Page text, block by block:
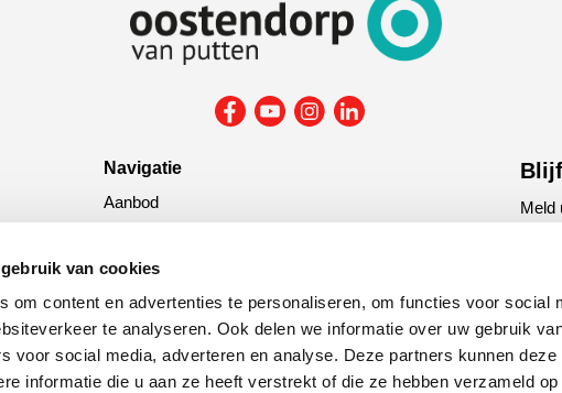
van cookies
om content en advertenties te personaliseren, om functies voor social
te analyseren. Ook delen we informatie over uw gebruik
voor social media, adverteren en analyse. Deze partners kunnen deze
informatie die u aan ze heeft verstrekt of die ze hebben verzameld
Navigatie
Aanbod
Verzekering
Meld